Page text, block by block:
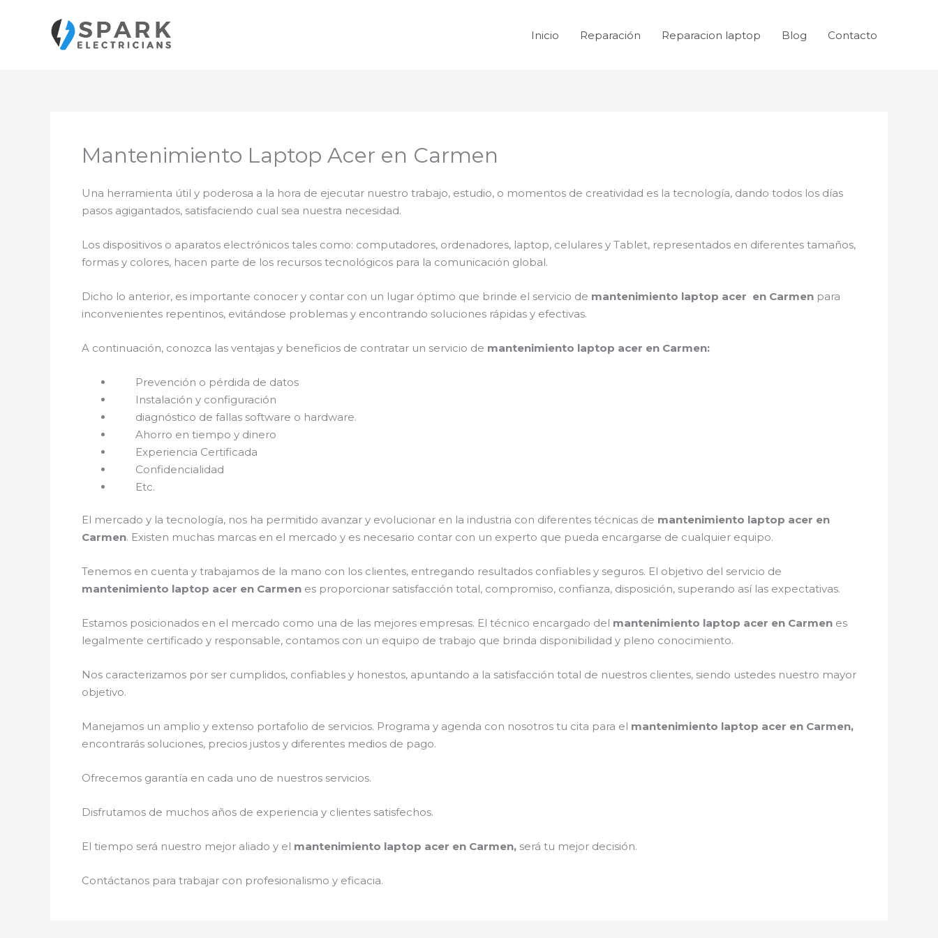
contenido
Inicio Reparación Reparacion laptop Blog Contacto
Mantenimiento Laptop Acer en Carmen
Una herramienta útil y poderosa a la hora de ejecutar nuestro trabajo, estudio, o momentos de creatividad es la tecnología, dando todos los días
pasos agigantados, satisfaciendo cual sea nuestra necesidad.
Los dispositivos o aparatos electrónicos tales como: computadores, ordenadores, laptop, celulares y Tablet, representados en diferentes tamaños,
formas y colores, hacen parte de los recursos tecnológicos para la comunicación global.
Dicho lo anterior, es importante conocer y contar con un lugar óptimo que brinde el servicio de mantenimiento laptop acer en Carmen para
inconvenientes repentinos, evitándose problemas y encontrando soluciones rápidas y efectivas.
A continuación, conozca las ventajas y beneficios de contratar un servicio de mantenimiento laptop acer en Carmen:
Prevención o pérdida de datos
Instalación y configuración
diagnóstico de fallas software o hardware.
Ahorro en tiempo y dinero
Experiencia Certificada
Confidencialidad
Etc.
El mercado y la tecnología, nos ha permitido avanzar y evolucionar en la industria con diferentes técnicas de mantenimiento laptop acer en
Carmen. Existen muchas marcas en el mercado y es necesario contar con un experto que pueda encargarse de cualquier equipo.
Tenemos en cuenta y trabajamos de la mano con los clientes, entregando resultados confiables y seguros. El objetivo del servicio de
mantenimiento laptop acer en Carmen es proporcionar satisfacción total, compromiso, confianza, disposición, superando así las expectativas.
Estamos posicionados en el mercado como una de las mejores empresas. El técnico encargado del mantenimiento laptop acer en Carmen es
legalmente certificado y responsable, contamos con un equipo de trabajo que brinda disponibilidad y pleno conocimiento.
Nos caracterizamos por ser cumplidos, confiables y honestos, apuntando a la satisfacción total de nuestros clientes, siendo ustedes nuestro mayor
objetivo.
Manejamos un amplio y extenso portafolio de servicios. Programa y agenda con nosotros tu cita para el mantenimiento laptop acer en Carmen,
encontrarás soluciones, precios justos y diferentes medios de pago.
Ofrecemos garantía en cada uno de nuestros servicios.
Disfrutamos de muchos años de experiencia y clientes satisfechos.
El tiempo será nuestro mejor aliado y el mantenimiento laptop acer en Carmen, será tu mejor decisión.
Contáctanos para trabajar con profesionalismo y eficacia.